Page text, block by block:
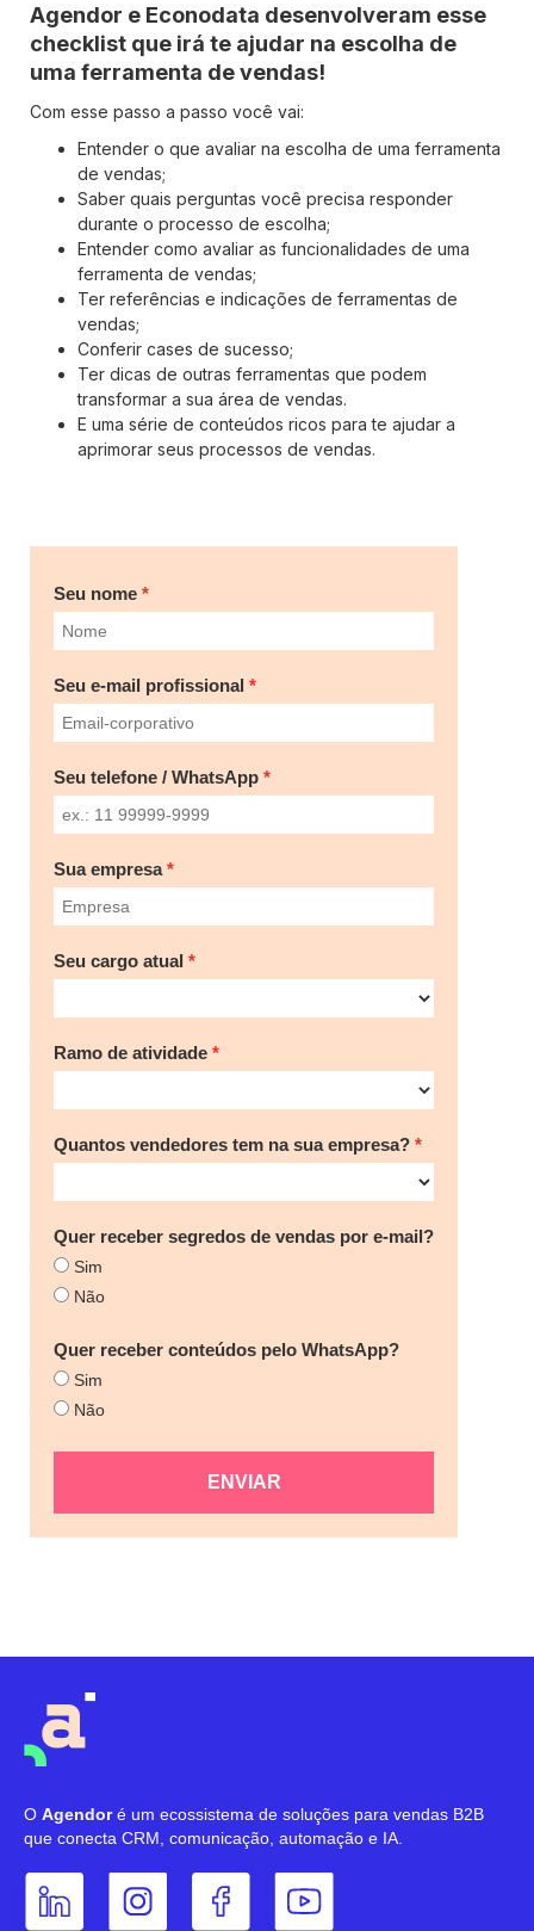
Agendor e Econodata desenvolveram esse
checklist que irá te ajudar na escolha de
uma ferramenta de vendas!
Com esse passo a passo você vai:
Entender o que avaliar na escolha de uma ferramenta
de vendas;
Saber quais perguntas você precisa responder
durante o processo de escolha;
Entender como avaliar as funcionalidades de uma
ferramenta de vendas;
Ter referências e indicações de ferramentas de
vendas;
Conferir cases de sucesso;
Ter dicas de outras ferramentas que podem
transformar a sua área de vendas.
E uma série de conteúdos ricos para te ajudar a
aprimorar seus processos de vendas.
Seu nome
Seu e-mail profissional
Seu telefone / WhatsApp
Sua empresa
Seu cargo atual
Ramo de atividade
Quantos vendedores tem na sua empresa?
Quer receber segredos de vendas por e-mail?
Sim
Não
Quer receber conteúdos pelo WhatsApp?
Sim
Não
ENVIAR
O Agendoré um ecossistema de soluções para vendas B2B
que conecta CRM, comunicação, automação e IA.